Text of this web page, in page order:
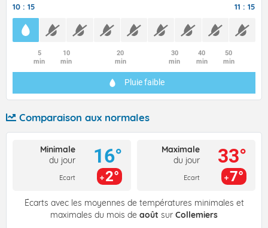
10 : 15 11 : 15
5
min
10
min
20
min
30
min
40
min
50
min
Pluie faible
Comparaison aux normales
Minimale
du jour
Ecart
16°
2°
Maximale
du jour
Ecart
33°
7°
Écarts avec les moyennes de températures minimales et
maximales du mois de août sur Collemiers